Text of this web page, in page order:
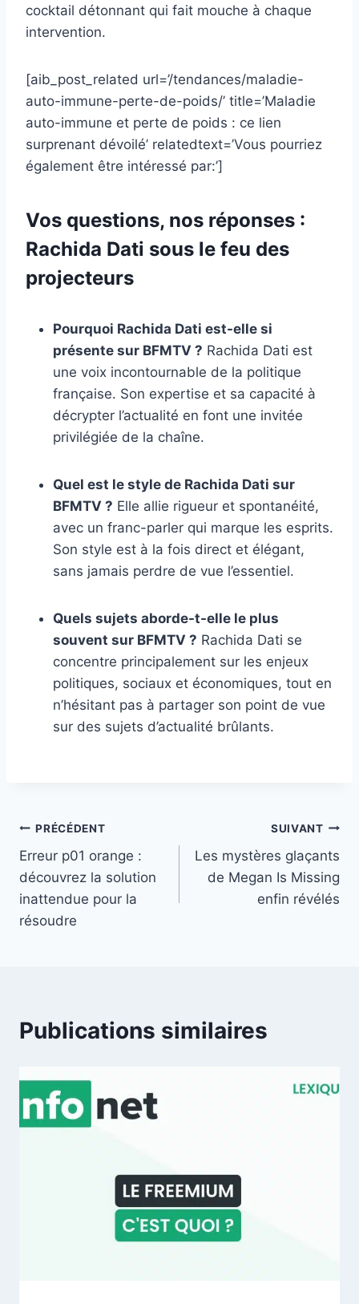
cocktail détonnant qui fait mouche à chaque
intervention.
[aib_post_related url=’/tendances/maladie-
auto-immune-perte-de-poids/’ title=’Maladie
auto-immune et perte de poids : ce lien
surprenant dévoilé’ relatedtext=’Vous pourriez
également être intéressé par:’]
Vos questions, nos réponses :
Rachida Dati sous le feu des
projecteurs
Pourquoi Rachida Dati est-elle si
présente sur BFMTV ? Rachida Dati est
une voix incontournable de la politique
française. Son expertise et sa capacité à
décrypter l’actualité en font une invitée
privilégiée de la chaîne.
Quel est le style de Rachida Dati sur
BFMTV ? Elle allie rigueur et spontanéité,
avec un franc-parler qui marque les esprits.
Son style est à la fois direct et élégant,
sans jamais perdre de vue l’essentiel.
Quels sujets aborde-t-elle le plus
souvent sur BFMTV ? Rachida Dati se
concentre principalement sur les enjeux
politiques, sociaux et économiques, tout en
n’hésitant pas à partager son point de vue
sur des sujets d’actualité brûlants.
Navigation
de
l’article
PRÉCÉDENT
Erreur p01 orange :
découvrez la solution
inattendue pour la
résoudre
SUIVANT
Les mystères glaçants
de Megan Is Missing
enfin révélés
Publications similaires